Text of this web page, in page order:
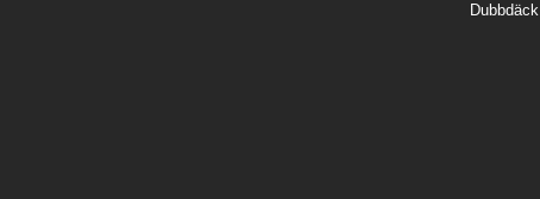
Dubbdäck